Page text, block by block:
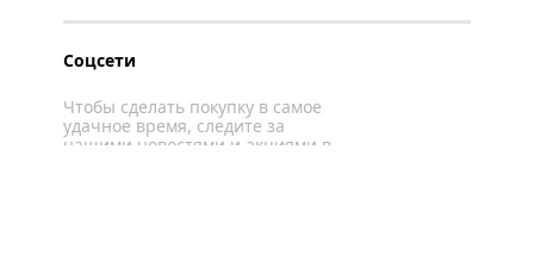
Соцсети
Чтобы сделать покупку в самое
удачное время, следите за
нашими новостями и акциями в